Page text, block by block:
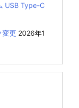
USB Type-C
変更 2026年1